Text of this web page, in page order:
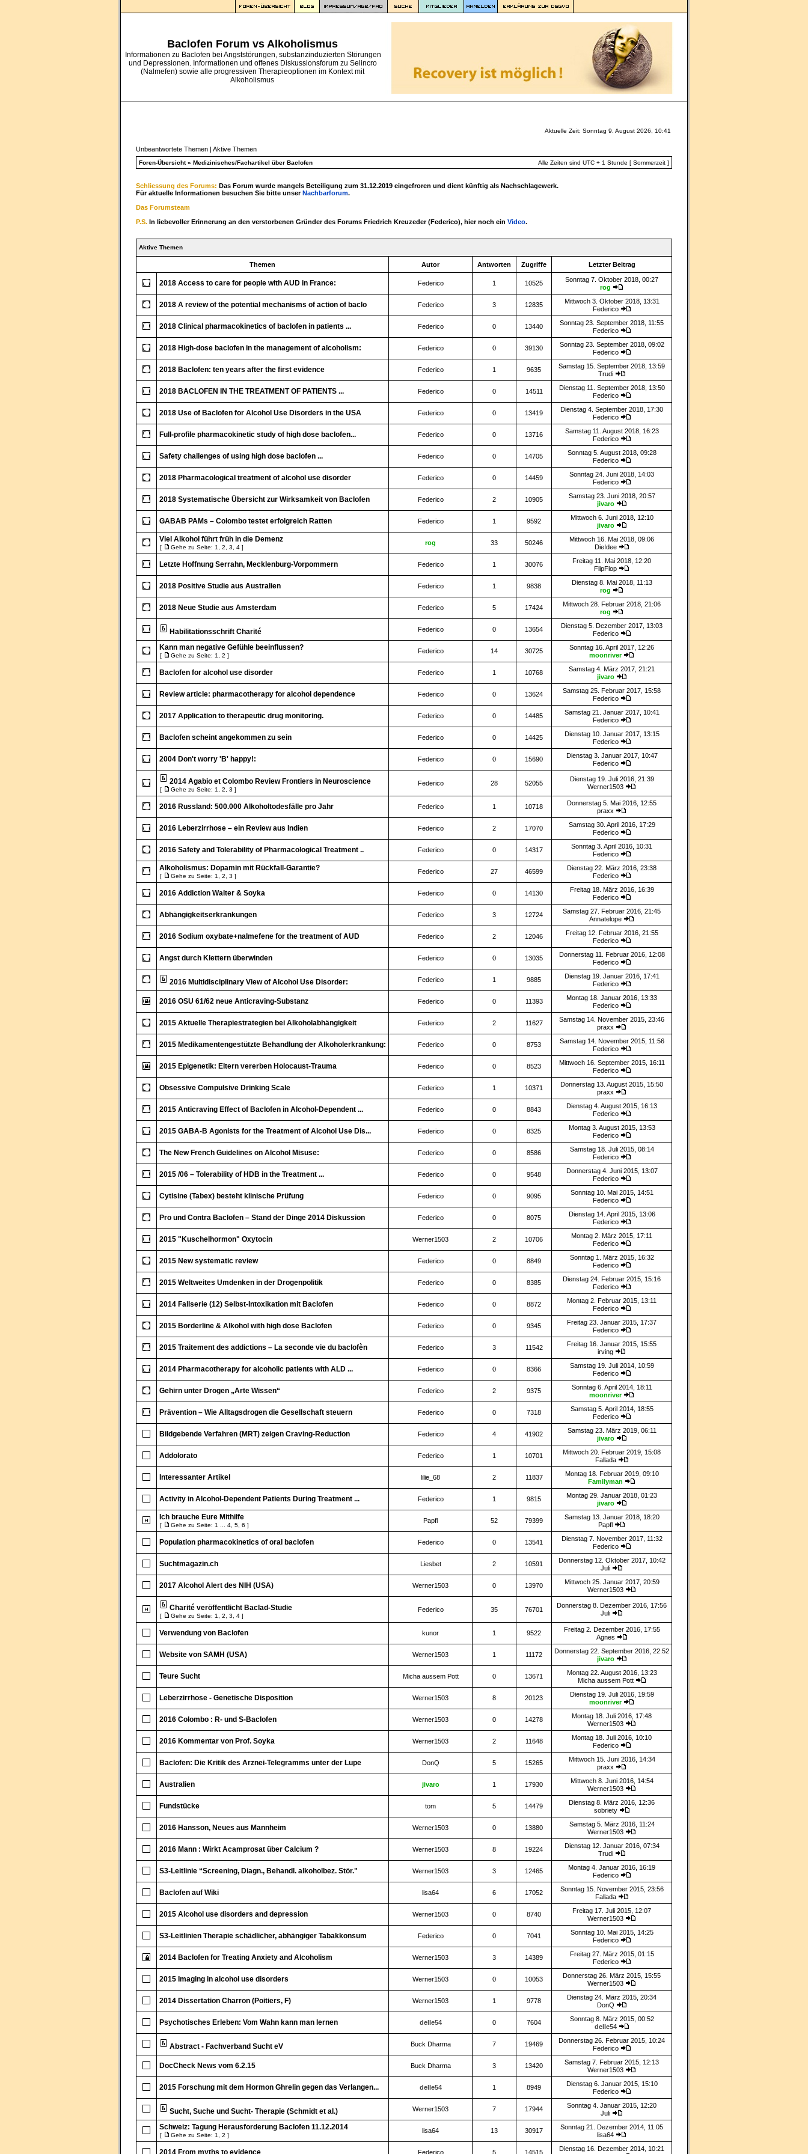
Baclofen Forum vs Alkoholismus
Informationen zu Baclofen bei Angststörungen, substanzinduzierten Störungen
und Depressionen. Informationen und offenes Diskussionsforum zu Selincro
(Nalmefen) sowie alle progressiven Therapieoptionen im Kontext mit
Alkoholismus
Aktuelle Zeit: Sonntag 9. August 2026, 10:41
Unbeantwortete Themen | Aktive Themen
Foren-Übersicht» Medizinisches/Fachartikel über Baclofen Alle Zeiten sind UTC + 1 Stunde [ Sommerzeit ]
Schliessung des Forums: Das Forum wurde mangels Beteiligung zum 31.12.2019 eingefroren und dient künftig als Nachschlagewerk.
Für aktuelle Informationen besuchen Sie bitte unserNachbarforum.
Das Forumsteam
P.S. In liebevoller Erinnerung an den verstorbenen Gründer des Forums Friedrich Kreuzeder (Federico), hier noch ein Video.
Aktive Themen
Themen Autor Antworten Zugriffe Letzter Beitrag
2018 Access to care for people with AUD in France: Federico 1 10525
Sonntag 7. Oktober 2018, 00:27
rog
2018 A review of the potential mechanisms of action of baclo Federico 3 12835
Mittwoch 3. Oktober 2018, 13:31
Federico
2018 Clinical pharmacokinetics of baclofen in patients ... Federico 0 13440
Sonntag 23. September 2018, 11:55
Federico
2018 High-dose baclofen in the management of alcoholism: Federico 0 39130
Sonntag 23. September 2018, 09:02
Federico
2018 Baclofen: ten years after the first evidence Federico 1 9635
Samstag 15. September 2018, 13:59
Trudi
2018 BACLOFEN IN THE TREATMENT OF PATIENTS ... Federico 0 14511
Dienstag 11. September 2018, 13:50
Federico
2018 Use of Baclofen for Alcohol Use Disorders in the USA Federico 0 13419
Dienstag 4. September 2018, 17:30
Federico
Full-profile pharmacokinetic study of high dose baclofen... Federico 0 13716
Samstag 11. August 2018, 16:23
Federico
Safety challenges of using high dose baclofen ... Federico 0 14705
Sonntag 5. August 2018, 09:28
Federico
2018 Pharmacological treatment of alcohol use disorder Federico 0 14459
Sonntag 24. Juni 2018, 14:03
Federico
2018 Systematische Übersicht zur Wirksamkeit von Baclofen Federico 2 10905
Samstag 23. Juni 2018, 20:57
jivaro
GABAB PAMs – Colombo testet erfolgreich Ratten Federico 1 9592
Mittwoch 6. Juni 2018, 12:10
jivaro
Viel Alkohol führt früh in die Demenz
[ Gehe zu Seite: 1 2 3 4 ]
rog 33 50246
Mittwoch 16. Mai 2018, 09:06
DieIdee
Letzte Hoffnung Serrahn, Mecklenburg-Vorpommern Federico 1 30076
Freitag 11. Mai 2018, 12:20
FlipFlop
2018 Positive Studie aus Australien Federico 1 9838
Dienstag 8. Mai 2018, 11:13
rog
2018 Neue Studie aus Amsterdam Federico 5 17424
Mittwoch 28. Februar 2018, 21:06
rog
Habilitationsschrift Charité Federico 0 13654
Dienstag 5. Dezember 2017, 13:03
Federico
Kann man negative Gefühle beeinflussen?
[ Gehe zu Seite: 1 2 ]
Federico 14 30725
Sonntag 16. April 2017, 12:26
moonriver
Baclofen for alcohol use disorder Federico 1 10768
Samstag 4. März 2017, 21:21
jivaro
Review article: pharmacotherapy for alcohol dependence Federico 0 13624
Samstag 25. Februar 2017, 15:58
Federico
2017 Application to therapeutic drug monitoring. Federico 0 14485
Samstag 21. Januar 2017, 10:41
Federico
Baclofen scheint angekommen zu sein Federico 0 14425
Dienstag 10. Januar 2017, 13:15
Federico
2004 Don't worry 'B' happy!: Federico 0 15690
Dienstag 3. Januar 2017, 10:47
Federico
2014 Agabio et Colombo Review Frontiers in Neuroscience
[ Gehe zu Seite: 1 2 3 ]
Federico 28 52055
Dienstag 19. Juli 2016, 21:39
Werner1503
2016 Russland: 500.000 Alkoholtodesfälle pro Jahr Federico 1 10718
Donnerstag 5. Mai 2016, 12:55
praxx
2016 Leberzirrhose – ein Review aus Indien Federico 2 17070
Samstag 30. April 2016, 17:29
Federico
2016 Safety and Tolerability of Pharmacological Treatment .. Federico 0 14317
Sonntag 3. April 2016, 10:31
Federico
Alkoholismus: Dopamin mit Rückfall-Garantie?
[ Gehe zu Seite: 1 2 3 ]
Federico 27 46599
Dienstag 22. März 2016, 23:38
Federico
2016 Addiction Walter & Soyka Federico 0 14130
Freitag 18. März 2016, 16:39
Federico
Abhängigkeitserkrankungen Federico 3 12724
Samstag 27. Februar 2016, 21:45
Annatelope
2016 Sodium oxybate+nalmefene for the treatment of AUD Federico 2 12046
Freitag 12. Februar 2016, 21:55
Federico
Angst durch Klettern überwinden Federico 0 13035
Donnerstag 11. Februar 2016, 12:08
Federico
2016 Multidisciplinary View of Alcohol Use Disorder: Federico 1 9885
Dienstag 19. Januar 2016, 17:41
Federico
2016 OSU 61/62 neue Anticraving-Substanz Federico 0 11393
Montag 18. Januar 2016, 13:33
Federico
2015 Aktuelle Therapiestrategien bei Alkoholabhängigkeit Federico 2 11627
Samstag 14. November 2015, 23:46
praxx
2015 Medikamentengestützte Behandlung der Alkoholerkrankung: Federico 0 8753
Samstag 14. November 2015, 11:56
Federico
2015 Epigenetik: Eltern vererben Holocaust-Trauma Federico 0 8523
Mittwoch 16. September 2015, 16:11
Federico
Obsessive Compulsive Drinking Scale Federico 1 10371
Donnerstag 13. August 2015, 15:50
praxx
2015 Anticraving Effect of Baclofen in Alcohol-Dependent ... Federico 0 8843
Dienstag 4. August 2015, 16:13
Federico
2015 GABA-B Agonists for the Treatment of Alcohol Use Dis... Federico 0 8325
Montag 3. August 2015, 13:53
Federico
The New French Guidelines on Alcohol Misuse: Federico 0 8586
Samstag 18. Juli 2015, 08:14
Federico
2015 /06 – Tolerability of HDB in the Treatment ... Federico 0 9548
Donnerstag 4. Juni 2015, 13:07
Federico
Cytisine (Tabex) besteht klinische Prüfung Federico 0 9095
Sonntag 10. Mai 2015, 14:51
Federico
Pro und Contra Baclofen – Stand der Dinge 2014 Diskussion Federico 0 8075
Dienstag 14. April 2015, 13:06
Federico
2015 "Kuschelhormon" Oxytocin Werner1503 2 10706
Montag 2. März 2015, 17:11
Federico
2015 New systematic review Federico 0 8849
Sonntag 1. März 2015, 16:32
Federico
2015 Weltweites Umdenken in der Drogenpolitik Federico 0 8385
Dienstag 24. Februar 2015, 15:16
Federico
2014 Fallserie (12) Selbst-Intoxikation mit Baclofen Federico 0 8872
Montag 2. Februar 2015, 13:11
Federico
2015 Borderline & Alkohol with high dose Baclofen Federico 0 9345
Freitag 23. Januar 2015, 17:37
Federico
2015 Traitement des addictions – La seconde vie du baclofèn Federico 3 11542
Freitag 16. Januar 2015, 15:55
irving
2014 Pharmacotherapy for alcoholic patients with ALD ... Federico 0 8366
Samstag 19. Juli 2014, 10:59
Federico
Gehirn unter Drogen „Arte Wissen“ Federico 2 9375
Sonntag 6. April 2014, 18:11
moonriver
Prävention – Wie Alltagsdrogen die Gesellschaft steuern Federico 0 7318
Samstag 5. April 2014, 18:55
Federico
Bildgebende Verfahren (MRT) zeigen Craving-Reduction Federico 4 41902
Samstag 23. März 2019, 06:11
jivaro
Addolorato Federico 1 10701
Mittwoch 20. Februar 2019, 15:08
Fallada
Interessanter Artikel lilie_68 2 11837
Montag 18. Februar 2019, 09:10
Familyman
Activity in Alcohol-Dependent Patients During Treatment ... Federico 1 9815
Montag 29. Januar 2018, 01:23
jivaro
Ich brauche Eure Mithilfe
[ Gehe zu Seite: 1 4 5 6 ]
Papfl 52 79399
Samstag 13. Januar 2018, 18:20
Papfl
Population pharmacokinetics of oral baclofen Federico 0 13541
Dienstag 7. November 2017, 11:32
Federico
Suchtmagazin.ch Liesbet 2 10591
Donnerstag 12. Oktober 2017, 10:42
Juli
2017 Alcohol Alert des NIH (USA) Werner1503 0 13970
Mittwoch 25. Januar 2017, 20:59
Werner1503
Charité veröffentlicht Baclad-Studie
[ Gehe zu Seite: 1 2 3 4 ]
Federico 35 76701
Donnerstag 8. Dezember 2016, 17:56
Juli
Verwendung von Baclofen kunor 1 9522
Freitag 2. Dezember 2016, 17:55
Agnes
Website von SAMH (USA) Werner1503 1 11172
Donnerstag 22. September 2016, 22:52
jivaro
Teure Sucht Micha aussem Pott 0 13671
Montag 22. August 2016, 13:23
Micha aussem Pott
Leberzirrhose - Genetische Disposition Werner1503 8 20123
Dienstag 19. Juli 2016, 19:59
moonriver
2016 Colombo : R- und S-Baclofen Werner1503 0 14278
Montag 18. Juli 2016, 17:48
Werner1503
2016 Kommentar von Prof. Soyka Werner1503 2 11648
Montag 18. Juli 2016, 10:10
Federico
Baclofen: Die Kritik des Arznei-Telegramms unter der Lupe DonQ 5 15265
Mittwoch 15. Juni 2016, 14:34
praxx
Australien jivaro 1 17930
Mittwoch 8. Juni 2016, 14:54
Werner1503
Fundstücke tom 5 14479
Dienstag 8. März 2016, 12:36
sobriety
2016 Hansson, Neues aus Mannheim Werner1503 0 13880
Samstag 5. März 2016, 11:24
Werner1503
2016 Mann : Wirkt Acamprosat über Calcium ? Werner1503 8 19224
Dienstag 12. Januar 2016, 07:34
Trudi
S3-Leitlinie “Screening, Diagn., Behandl. alkoholbez. Stör." Werner1503 3 12465
Montag 4. Januar 2016, 16:19
Federico
Baclofen auf Wiki lisa64 6 17052
Sonntag 15. November 2015, 23:56
Fallada
2015 Alcohol use disorders and depression Werner1503 0 8740
Freitag 17. Juli 2015, 12:07
Werner1503
S3-Leitlinien Therapie schädlicher, abhängiger Tabakkonsum Federico 0 7041
Sonntag 10. Mai 2015, 14:25
Federico
2014 Baclofen for Treating Anxiety and Alcoholism Werner1503 3 14389
Freitag 27. März 2015, 01:15
Federico
2015 Imaging in alcohol use disorders Werner1503 0 10053
Donnerstag 26. März 2015, 15:55
Werner1503
2014 Dissertation Charron (Poitiers, F) Werner1503 1 9778
Dienstag 24. März 2015, 20:34
DonQ
Psychotisches Erleben: Vom Wahn kann man lernen delle54 0 7604
Sonntag 8. März 2015, 00:52
delle54
Abstract - Fachverband Sucht eV Buck Dharma 7 19469
Donnerstag 26. Februar 2015, 10:24
Federico
DocCheck News vom 6.2.15 Buck Dharma 3 13420
Samstag 7. Februar 2015, 12:13
Werner1503
2015 Forschung mit dem Hormon Ghrelin gegen das Verlangen... delle54 1 8949
Dienstag 6. Januar 2015, 15:10
Federico
Sucht, Suche und Sucht- Therapie (Schmidt et al.) Werner1503 7 17944
Sonntag 4. Januar 2015, 12:20
Juli
Schweiz: Tagung Herausforderung Baclofen 11.12.2014
[ Gehe zu Seite: 1 2 ]
lisa64 13 30917
Sonntag 21. Dezember 2014, 11:05
lisa64
2014 From myths to evidence Federico 5 14515
Dienstag 16. Dezember 2014, 10:21